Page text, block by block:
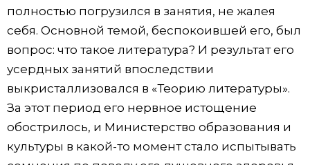
полностью погрузился в занятия, не жалея
себя. Основной темой, беспокоившей его, был
вопрос: что такое литература? И результат его
усердных занятий впоследствии
выкристаллизовался в «Теорию литературы».
За этот период его нервное истощение
обострилось, и Министерство образования и
культуры в какой-то момент стало испытывать